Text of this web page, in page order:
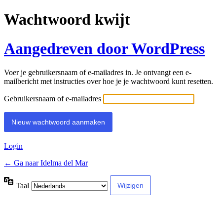
Wachtwoord kwijt
Aangedreven door WordPress
Voer je gebruikersnaam of e-mailadres in. Je ontvangt een e-
mailbericht met instructies over hoe je je wachtwoord kunt resetten.
Gebruikersnaam of e-mailadres
Login
← Ga naar Idelma del Mar
Taal